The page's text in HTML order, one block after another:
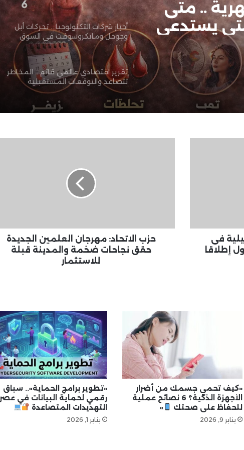
.. متى
يستدعي
أخبار شركات التكنولوجيا .. تحركات أبل
وجوجل ومايكروسوفت في السوق
تقرير اقتصادي عالمي قاتم .. المخاطر
تتصاعد والتوقعات المستقبلية
مشحونة بالتحديات
واختراقات تهدد المستخدمين
أخبار التقنية العالمية .. مستجدات
الشركات الكبرى والابتكارات الحديثة
«تنظيم الموبايلات المستوردة» تحت
قبة البرلمان.. أحمد حلمي يطالب
بحضور 3 وزراء لمناقشة الأزمة
فى
إطلاقا
والمدينة
للاستثمار
حزب الاتحاد: مهرجان العلمين الجديدة
حقق نجاحات ضخمة والمدينة قبلة
للاستثمار
«كيف تحمي جسمك من أضرار
الأجهزة الذكية؟ 6 نصائح عملية
للحفاظ على صحتك
»
يناير 9, 2026
«تطوير برامج الحماية».. سباق
رقمي لحماية البيانات في عصر
التهديدات المتصاعدة
يناير 1, 2026